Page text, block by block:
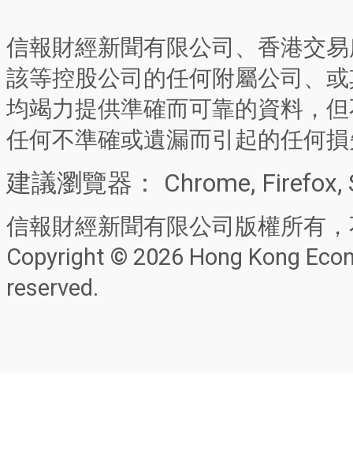
信報財經新聞有限公司、香港交
該等控股公司的任何附屬公司、
均竭力提供準確而可靠的資料，
任何不準確或遺漏而引起的任何
建議瀏覽器： Chrome, Firefox,
信報財經新聞有限公司版權所有
Copyright © 2026 Hong Kong
reserved.